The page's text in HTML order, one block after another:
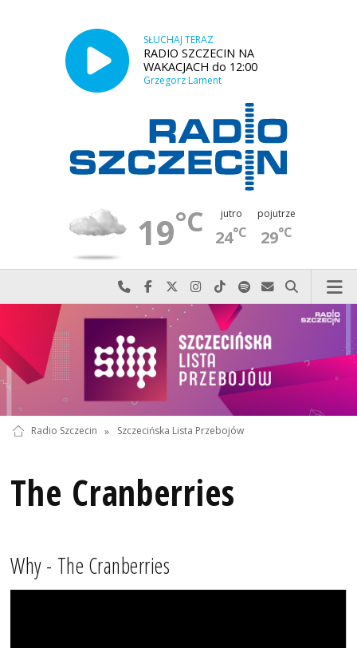
SŁUCHAJ TERAZ
RADIO SZCZECIN NA
WAKACJACH do 12:00
Grzegorz Lament
19°C jutro
24°C
pojutrze
29°C
Najlepiej po prostu do nas zadzwoń
Odwiedź nas na Facebook-u
Odwiedź nas na X
Odwiedź nas na Instagram-ie
Odwiedź nas na TikTok-u
Szukaj nas na Spotify
Wyślij do nas
Szukaj
Radio Szczecin » Szczecińska Lista Przebojów
The Cranberries
Why - The Cranberries